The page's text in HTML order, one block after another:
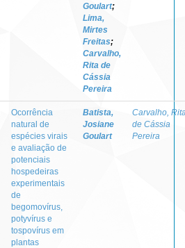
Goulart;
Lima,
Mirtes
Freitas;
Carvalho,
Rita de
Cássia
Pereira
Ocorrência
natural de
espécies virais
e avaliação de
potenciais
hospedeiras
experimentais
de
begomovírus,
potyvírus e
tospovírus em
plantas
Batista,
Josiane
Goulart
Carvalho,
de Cássia
Pereira